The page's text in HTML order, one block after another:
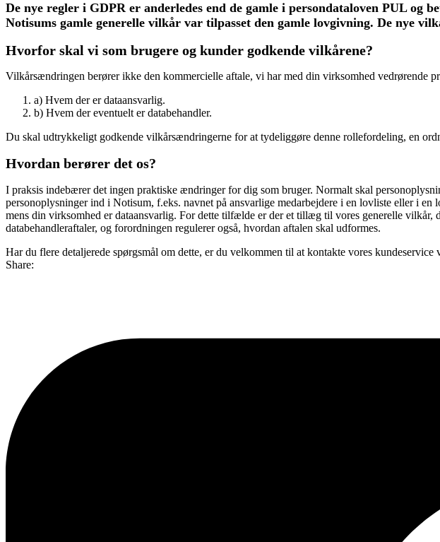
De nye regler i GDPR er anderledes end de gamle i persondataloven PUL og
Notisums gamle generelle vilkår var tilpasset den gamle lovgivning. De nye
Hvorfor skal vi som brugere og kunder godkende vilkårene?
Vilkårsændringen berører ikke den kommercielle aftale, vi har med din virksomhed vedrørende
a) Hvem der er dataansvarlig.
b) Hvem der eventuelt er databehandler.
Du skal udtrykkeligt godkende vilkårsændringerne for at tydeliggøre denne rollefordeling, en
Hvordan berører det os?
I praksis indebærer det ingen praktiske ændringer for dig som bruger. Normalt skal
personoplysninger ind i Notisum, f.eks. navnet på ansvarlige medarbejdere i en lovliste eller i
mens din virksomhed er dataansvarlig. For dette tilfælde er der et tillæg til vores generelle vilkår,
databehandleraftaler, og forordningen regulerer også, hvordan aftalen skal udformes.
Har du flere detaljerede spørgsmål om dette, er du velkommen til at kontakte vores
Share: